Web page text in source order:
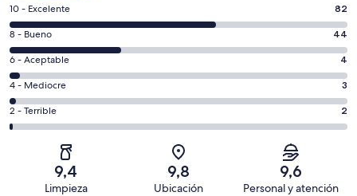
Evaluación:
10
-
Excelente.
82
de
135
opiniones
10 - Excelente 82
Evaluación:
8
-
Bueno.
44
de
opiniones
8 - Bueno 44
Evaluación:
6
-
Aceptable.
4
opiniones
6 - Aceptable 4
Evaluación:
4
-
4 - Mediocre 3
Evaluación:
2
2 - Terrible 2
9,4
Limpieza
9,8
Ubicación
9,6
Personal y atención